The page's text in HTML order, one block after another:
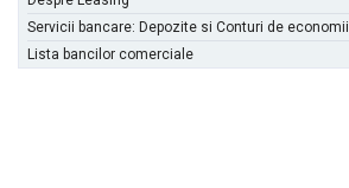
Servicii bancare: Depozite si Conturi de economii
Lista bancilor comerciale